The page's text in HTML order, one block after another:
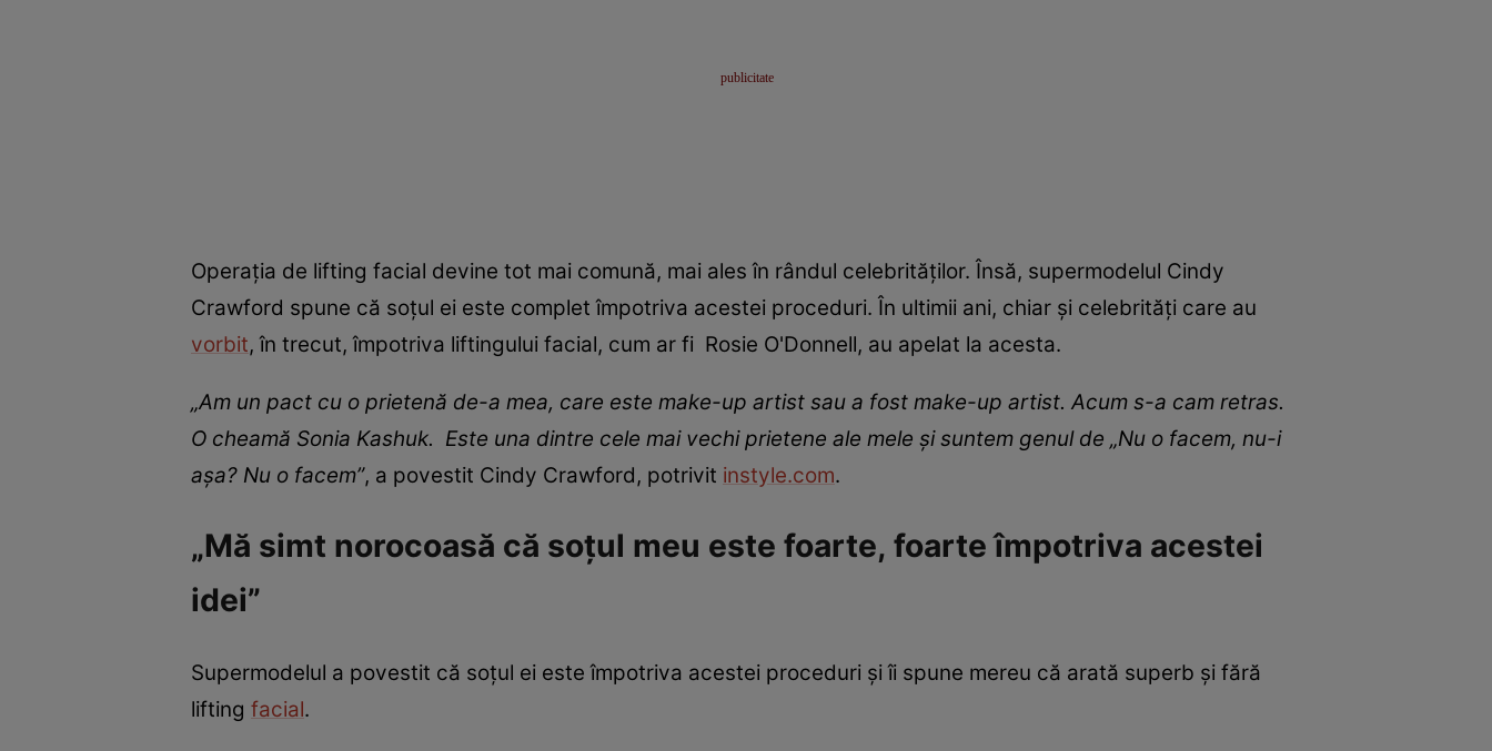
Operația de lifting facial devine tot mai comună, mai ales în rândul celebrităților. Însă, supermodelul Cindy
Crawford spune că soțul ei este complet împotriva acestei proceduri. În ultimii ani, chiar și celebrități care au
vorbit, în trecut, împotriva liftingului facial, cum ar fi Rosie O'Donnell, au apelat la acesta.
„Am un pact cu o prietenă de-a mea, care este make-up artist sau a fost make-up artist. Acum s-a cam retras.
O cheamă Sonia Kashuk. Este una dintre cele mai vechi prietene ale mele și suntem genul de „Nu o facem, nu-i
așa? Nu o facem”, a povestit Cindy Crawford, potrivit instyle.com.
„Mă simt norocoasă că soțul meu este foarte, foarte împotriva acestei
idei”
Supermodelul a povestit că soțul ei este împotriva acestei proceduri și îi spune mereu că arată superb și fără
lifting facial.